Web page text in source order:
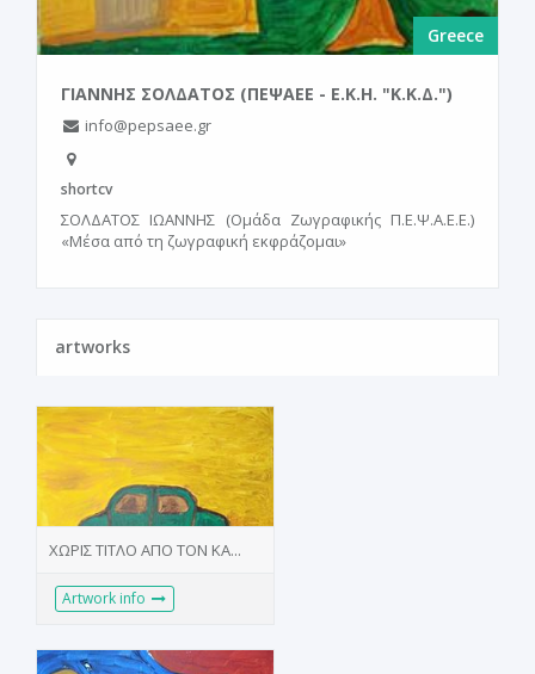
ΓΙΑΝΝΗΣ ΣΟΛΔΑΤΟΣ (ΠΕΨΑΕΕ - Ε.Κ.Η. "Κ.Κ.Δ.")
info@pepsaee.gr
shortcv
ΣΟΛΔΑΤΟΣ ΙΩΑΝΝΗΣ (Ομάδα Ζωγραφικής Π.Ε.Ψ.Α.Ε.Ε.)
«Μέσα από τη ζωγραφική εκφράζομαι»
Greece
artworks
ΧΩΡΙΣ ΤΙΤΛΟ ΑΠΟ ΤΟΝ ΚΑ...
Artwork info